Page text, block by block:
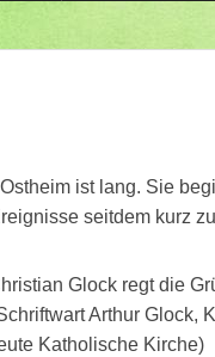
ist lang. Sie
seitdem kurz
Glock regt die
Arthur Glock,
Katholische Kirche)